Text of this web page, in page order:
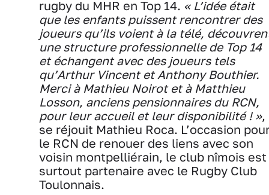
rugby du MHR en Top 14. « L’idée était
que les enfants puissent rencontrer des
joueurs qu’ils voient à la télé,
une structure professionnelle de Top 14
et échangent avec des joueurs tels
qu’Arthur Vincent et Anthony Bouthier.
Merci à Mathieu Noirot et à Matthieu
Losson, anciens pensionnaires du RCN,
pour leur accueil et leur disponibilité ! »,
se réjouit Mathieu Roca. L’occasion
le RCN de renouer des liens avec son
voisin montpelliérain, le club nîmois est
surtout partenaire avec le Rugby Club
Toulonnais.